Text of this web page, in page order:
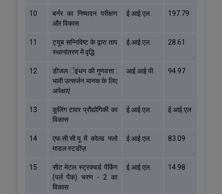
10
बर्नर का निष्पादन परीक्षण
और विकास
ई.आई.एल. 197.79
11
ट्यूब सन्निविष्ट के द्वारा ताप
स्थानांतरण में वृद्धि
ई.आई.एल. 28.61
12
डीजल र्इंधन की गुणवत्ता :
भावी उत्सर्जन मानक के लिए
अपेक्षाएं
आई.आई.पी. 94.97
13
कूलिंग टावर प्रौद्योगिकी का
विकास
ई.आई.एल. ई.आई.एल.
14
एफ.सी.सी.यू में कोल्ड फ्लो
माडल स्टडीज़
ई.आई.एल. 83.09
15
सीट मेटल स्ट्रक्चर्ड पैकिंग
(पर्ल पैक) चरण - 2 का
विकास
ई.आई.एल. 14.98